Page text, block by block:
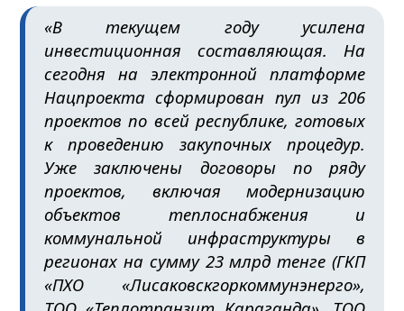
«В текущем году усилена
инвестиционная составляющая. На
сегодня на электронной платформе
Нацпроекта сформирован пул из 206
проектов по всей республике, готовых
к проведению закупочных процедур.
Уже заключены договоры по ряду
проектов, включая модернизацию
объектов теплоснабжения и
коммунальной инфраструктуры в
регионах на сумму 23 млрд тенге (ГКП
«ПХО «Лисаковскгоркоммунэнерго»,